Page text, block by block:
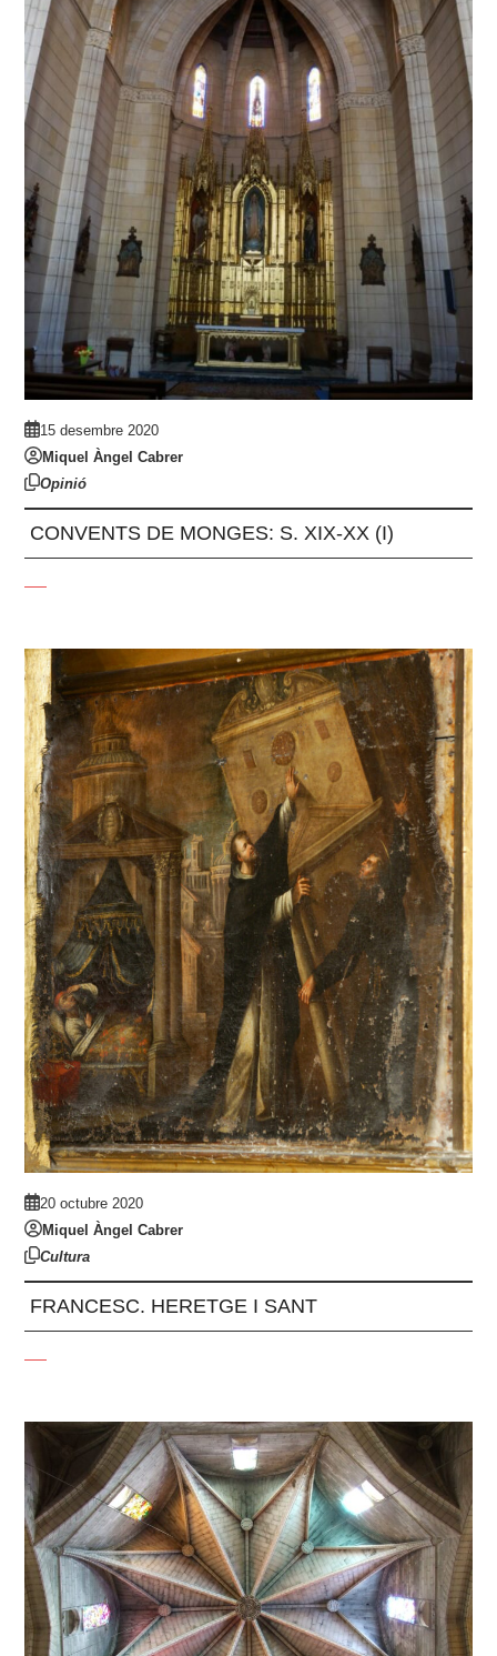
15 desembre 2020
Miquel Àngel Cabrer
Opinió
CONVENTS DE MONGES: S. XIX-XX (I)
20 octubre 2020
Miquel Àngel Cabrer
Cultura
FRANCESC. HERETGE I SANT